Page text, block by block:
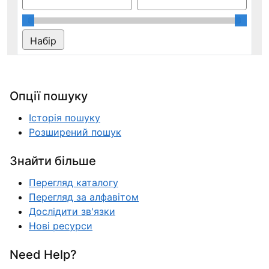
Опції пошуку
Історія пошуку
Розширений пошук
Знайти більше
Перегляд каталогу
Перегляд за алфавітом
Дослідити зв'язки
Нові ресурси
Need Help?